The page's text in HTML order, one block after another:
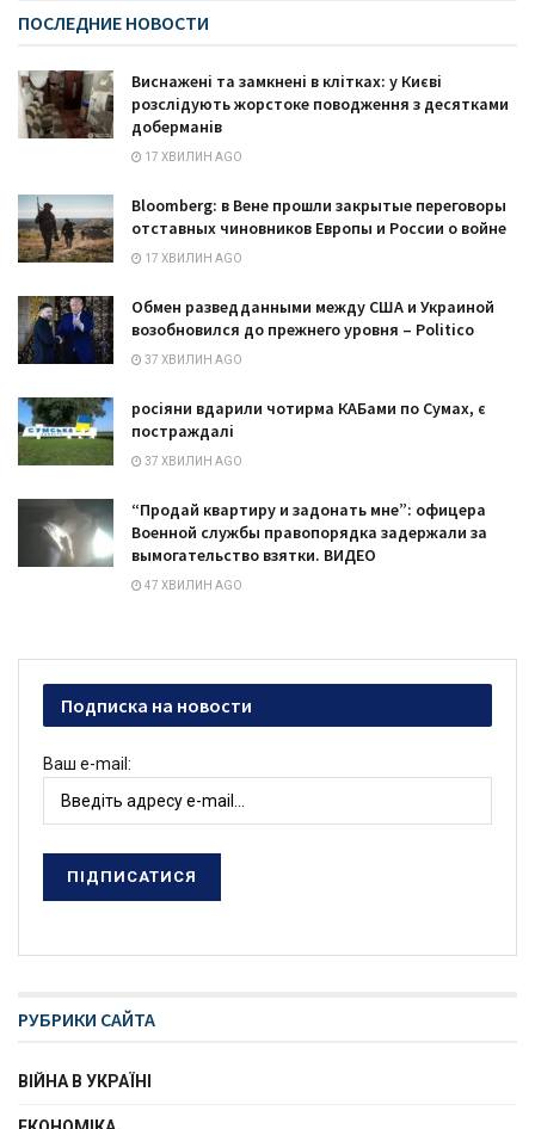
ПОСЛЕДНИЕ НОВОСТИ
Виснажені та замкнені в клітках: у Києві
розслідують жорстоке поводження з десятками
доберманів
17 ХВИЛИН AGO
Bloomberg: в Вене прошли закрытые переговоры
отставных чиновников Европы и России о войне
17 ХВИЛИН AGO
Обмен разведданными между США и Украиной
возобновился до прежнего уровня – Politico
37 ХВИЛИН AGO
росіяни вдарили чотирма КАБами по Сумах, є
постраждалі
37 ХВИЛИН AGO
“Продай квартиру и задонать мне”: офицера
Военной службы правопорядка задержали за
вымогательство взятки. ВИДЕО
47 ХВИЛИН AGO
Подписка на новости
Ваш e-mail:
РУБРИКИ САЙТА
ВІЙНА В УКРАЇНІ